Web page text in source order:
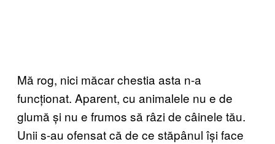
Mă rog, nici măcar chestia asta n-a
funcționat. Aparent, cu animalele nu e de
glumă și nu e frumos să râzi de câinele tău.
Unii s-au ofensat că de ce stăpânul își face